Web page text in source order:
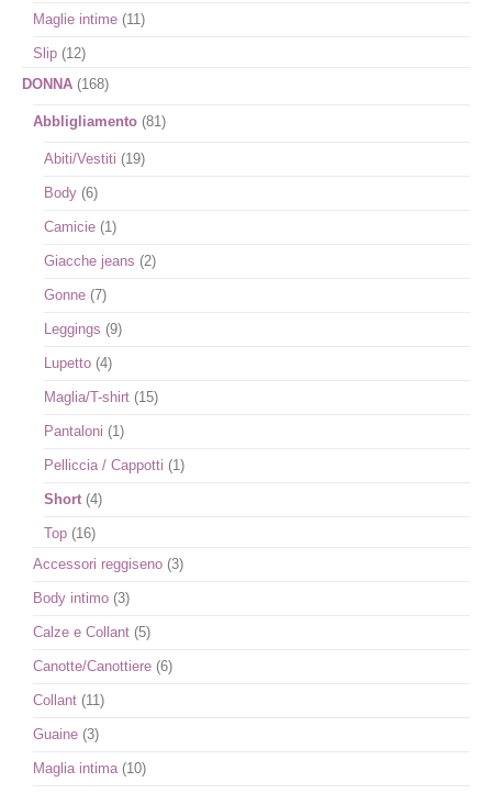
Maglie intime (11)
Slip (12)
DONNA (168)
Abbligliamento (81)
Abiti/Vestiti (19)
Body (6)
Camicie (1)
Giacche jeans (2)
Gonne (7)
Leggings (9)
Lupetto (4)
Maglia/T-shirt (15)
Pantaloni (1)
Pelliccia / Cappotti (1)
Short (4)
Top (16)
Accessori reggiseno (3)
Body intimo (3)
Calze e Collant (5)
Canotte/Canottiere (6)
Collant (11)
Guaine (3)
Maglia intima (10)